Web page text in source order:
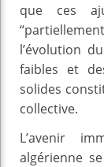
que ces
l’évolution
faibles et
solides
collective.
L’avenir
algérienne